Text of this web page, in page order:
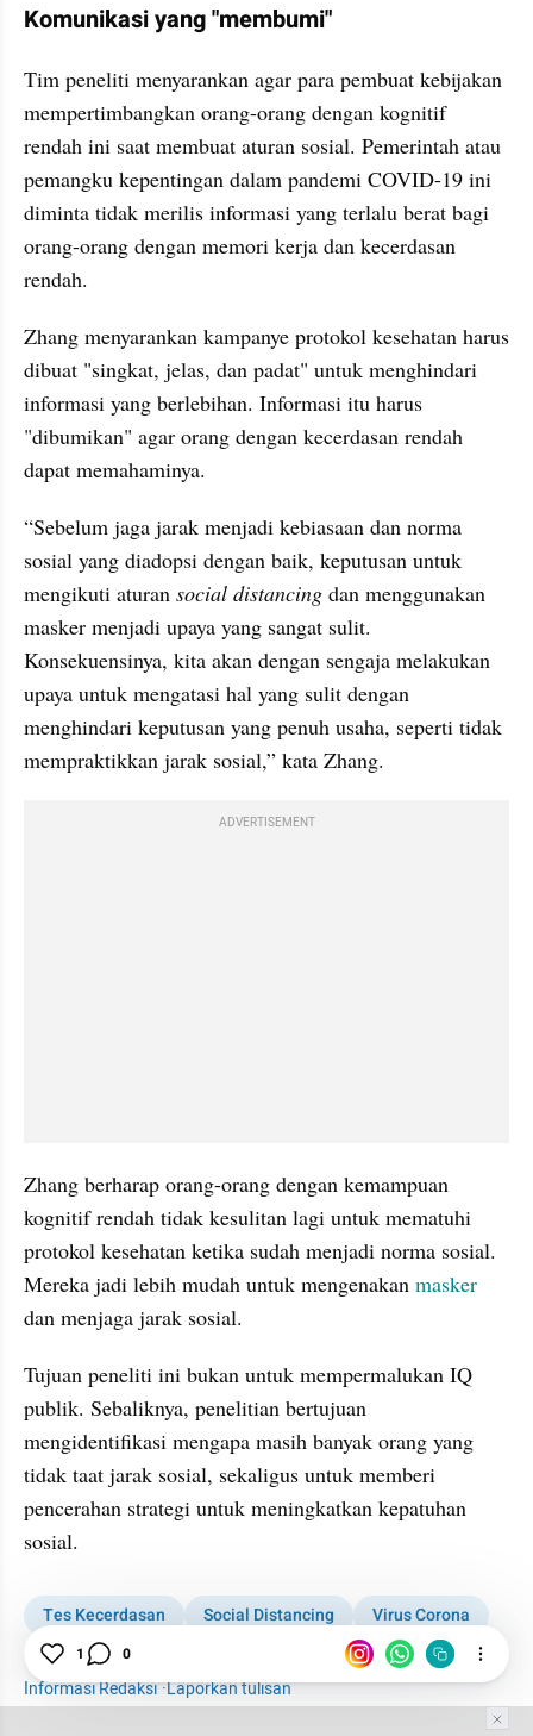
Komunikasi yang "membumi"
Tim peneliti menyarankan agar para pembuat kebijakan
mempertimbangkan orang-orang dengan kognitif
rendah ini saat membuat aturan sosial. Pemerintah atau
pemangku kepentingan dalam pandemi COVID-19 ini
diminta tidak merilis informasi yang terlalu berat bagi
orang-orang dengan memori kerja dan kecerdasan
rendah.
Zhang menyarankan kampanye protokol kesehatan harus
dibuat "singkat, jelas, dan padat" untuk menghindari
informasi yang berlebihan. Informasi itu harus
"dibumikan" agar orang dengan kecerdasan rendah
dapat memahaminya.
“Sebelum jaga jarak menjadi kebiasaan dan norma
sosial yang diadopsi dengan baik, keputusan untuk
mengikuti aturan social distancing dan menggunakan
masker menjadi upaya yang sangat sulit.
Konsekuensinya, kita akan dengan sengaja melakukan
upaya untuk mengatasi hal yang sulit dengan
menghindari keputusan yang penuh usaha, seperti tidak
mempraktikkan jarak sosial,” kata Zhang.
ADVERTISEMENT
Zhang berharap orang-orang dengan kemampuan
kognitif rendah tidak kesulitan lagi untuk mematuhi
protokol kesehatan ketika sudah menjadi norma sosial.
Mereka jadi lebih mudah untuk mengenakan masker
dan menjaga jarak sosial.
Tujuan peneliti ini bukan untuk mempermalukan IQ
publik. Sebaliknya, penelitian bertujuan
mengidentifikasi mengapa masih banyak orang yang
tidak taat jarak sosial, sekaligus untuk memberi
pencerahan strategi untuk meningkatkan kepatuhan
sosial.
Tes Kecerdasan Social Distancing
Virus Corona
COVID-19
Informasi Redaksi·Laporkan tulisan
1 0